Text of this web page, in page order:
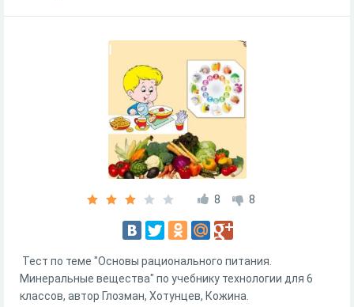
8 8
Тест по теме "Основы рационального питания.
Минеральные вещества" по учебнику технологии для 6
классов, автор Глозман, Хотунцев, Кожина.